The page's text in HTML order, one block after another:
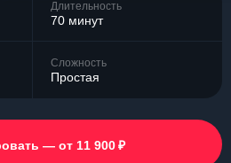
Длительность
70 минут
Сложность
Простая
— от 11 900 ₽